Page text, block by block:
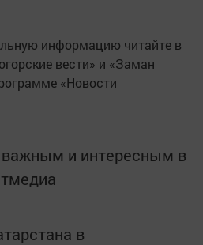
информацию читайте в
вести» и «Заман
«Новости
и интересным в
в